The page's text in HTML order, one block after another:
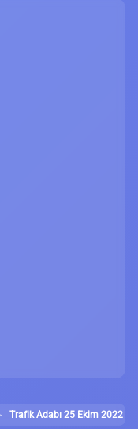
Trafik Adabı 25 Ekim 2022